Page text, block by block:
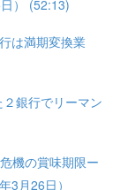
） (52:13)
は満期変換業
銀行でリーマン
機の賞味期限ー
3月26日）